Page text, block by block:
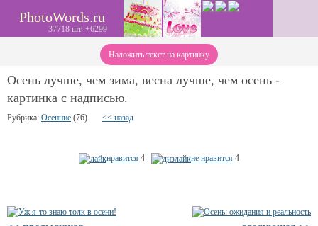
PhotoWords.ru
37718 шт. +6299
Наложить текст на картинку
Осень лучше, чем зима, весна лучше, чем осень -
картинка с надписью.
Рубрика: Осенние (76) << назад
нравится 4 не нравится 4